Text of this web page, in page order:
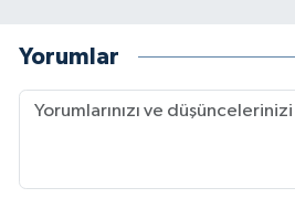
Yorumlar